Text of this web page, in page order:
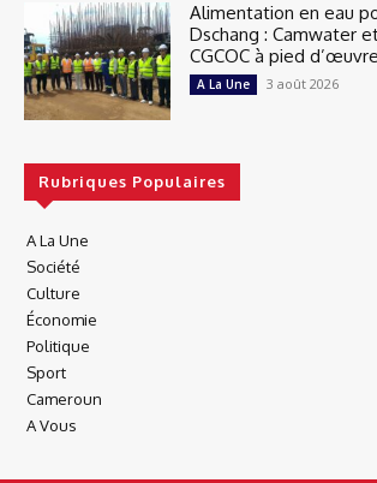
Alimentation en eau
Dschang : Camwater
CGCOC à pied d’œuvre
A La Une 3 août 2026
Rubriques Populaires
A La Une
Société
Culture
Économie
Politique
Sport
Cameroun
A Vous